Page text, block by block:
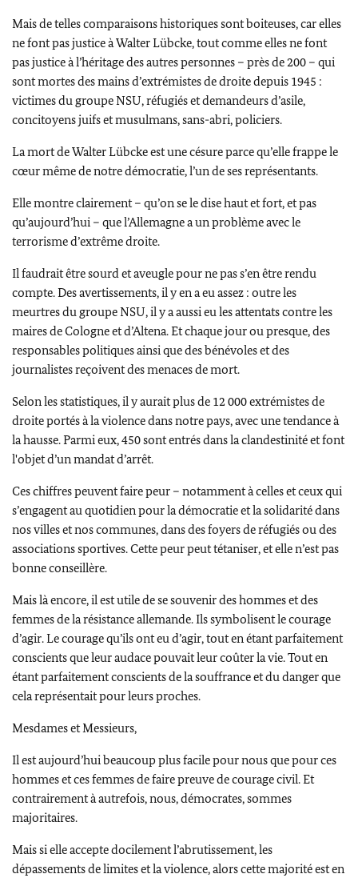
Mais de telles comparaisons historiques sont boiteuses, car elles
ne font pas justice àWalter Lübcke, tout comme elles ne font
pas justice à l’héritage des autres personnes – près de 200 – qui
sont mortes des mains d’extrémistes de droite depuis 1945 :
victimes du groupe NSU, réfugiés et demandeurs d’asile,
concitoyens juifs et musulmans, sans-abri, policiers.
La mort deWalter Lübckeest une césure parce qu’elle frappe le
cœur même de notre démocratie, l’un de ses représentants.
Elle montre clairement – qu’on se le dise haut et fort, et pas
qu’aujourd’hui – que l’Allemagne a un problème avec le
terrorisme d’extrême droite.
Il faudrait être sourd et aveugle pour ne pas s’en être rendu
compte. Des avertissements, il y en a eu assez : outre les
meurtres du groupe NSU, il y a aussi eu les attentats contre les
maires de Cologne et d’Altena. Et chaque jour ou presque, des
responsables politiques ainsi que des bénévoles et des
journalistes reçoivent des menaces de mort.
Selon les statistiques, il y aurait plus de 12 000 extrémistes de
droite portés à la violence dans notre pays, avec une tendance à
la hausse. Parmi eux, 450 sont entrés dans la clandestinité et font
l'objet d’un mandat d’arrêt.
Ces chiffres peuvent faire peur – notamment à celles et ceux qui
s’engagent au quotidien pour la démocratie et la solidarité dans
nos villes et nos communes, dans des foyers de réfugiés ou des
associations sportives. Cette peur peut tétaniser, et elle n’est pas
bonne conseillère.
Mais là encore, il est utile de se souvenir des hommes et des
femmes de la résistance allemande. Ils symbolisent le courage
d’agir. Le courage qu’ils ont eu d’agir, tout en étant parfaitement
conscients que leur audace pouvait leur coûter la vie. Tout en
étant parfaitement conscients de la souffrance et du danger que
cela représentait pour leurs proches.
Mesdames et Messieurs,
Il est aujourd’hui beaucoup plus facile pour nous que pour ces
hommes et ces femmes de faire preuve de courage civil. Et
contrairement à autrefois, nous, démocrates, sommes
majoritaires.
Mais si elle accepte docilement l’abrutissement, les
dépassements de limites et la violence, alors cette majorité est en